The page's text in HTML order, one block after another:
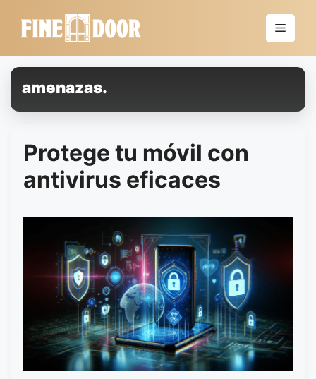
Menú
amenazas.
Protege tu móvil con
antivirus eficaces